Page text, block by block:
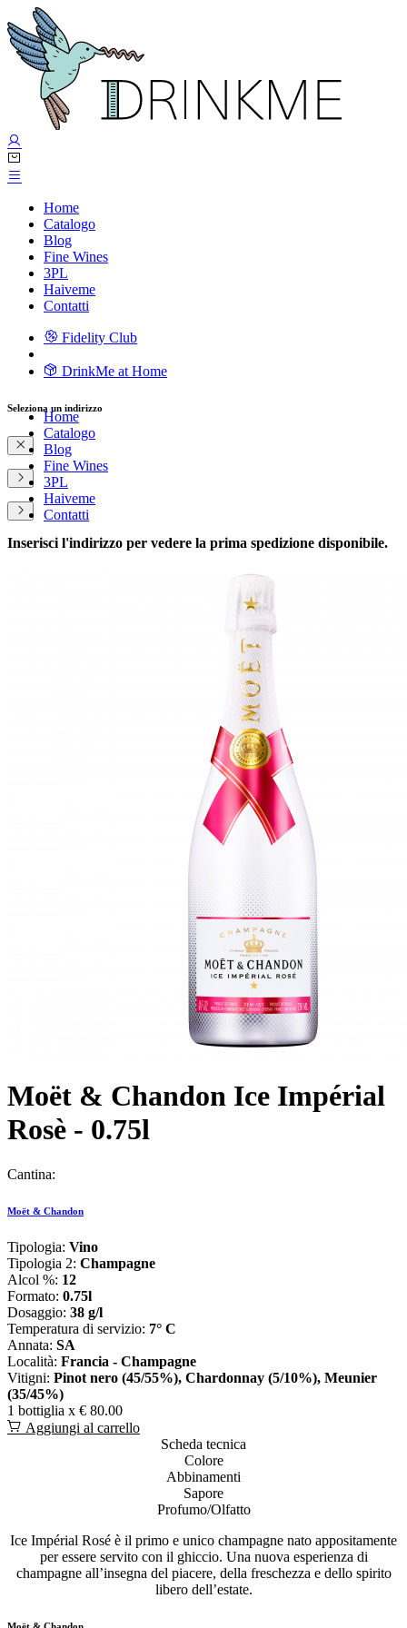
Home
Catalogo
Blog
Fine Wines
3PL
Haiveme
Contatti
Fidelity Club
DrinkMe at Home
Home
Catalogo
Blog
Fine Wines
3PL
Haiveme
Contatti
Seleziona un indirizzo
Inserisci l'indirizzo per vedere la prima spedizione disponibile.
Moët & Chandon Ice Impérial
Rosè - 0.75l
Cantina:
Moët & Chandon
Tipologia: Vino
Tipologia 2: Champagne
Alcol %: 12
Formato: 0.75l
Dosaggio: 38 g/l
Temperatura di servizio: 7° C
Annata: SA
Località: Francia - Champagne
Vitigni: Pinot nero (45/55%), Chardonnay (5/10%), Meunier
(35/45%)
1 bottiglia x € 80.00
Aggiungi al carrello
Scheda tecnica
Colore
Abbinamenti
Sapore
Profumo/Olfatto
Ice Impérial Rosé è il primo e unico champagne nato appositamente
per essere servito con il ghiccio. Una nuova esperienza di
champagne all’insegna del piacere, della freschezza e dello spirito
libero dell’estate.